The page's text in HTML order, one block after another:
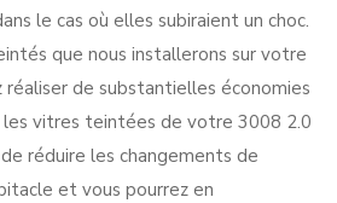
le cas où elles subiraient un choc.
que nous installerons sur votre
de substantielles économies
les vitres teintées de votre 3008 2.0
réduire les changements de
et vous pourrez en